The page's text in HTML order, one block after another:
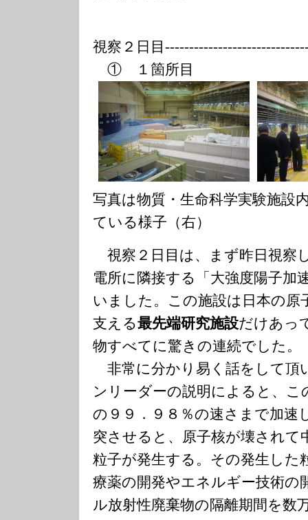
視察２日目---------------
① １箇所目
写真は物質・生命科学実験施設
ている様子（右）
視察２日目は、まず昨日視察
電所に隣接する「大強度陽子加
いました。この施設は日本の原
支える最先端研究施設だけあっ
物すべてに驚きの連続でした。
非常に分かり易く話をして頂
ンリーダーの説明によると、こ
の９９．９８％の速さまで加速
突させると、原子核が壊されて
粒子が発生する。その発生した
療薬の開発やエネルギー技術の
ル放射性廃棄物の隔離期間を数